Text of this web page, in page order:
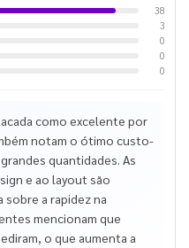
38
3
0
0
0
como excelente por
notam o ótimo custo-
quantidades. As
e ao layout são
sobre a rapidez na
mencionam que
o que aumenta a